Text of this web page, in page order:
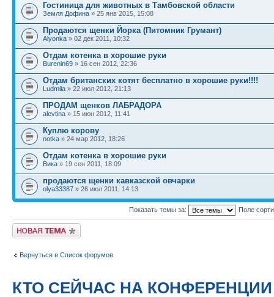
Гостиница для животных в Тамбовской области
Земля Дофина » 25 янв 2015, 15:08
Продаются щенки Йорка (Питомник Грумант)
Alyonka » 02 дек 2011, 10:32
Отдам котенка в хорошие руки
Burenin69 » 16 сен 2012, 22:36
Отдам британских котят бесплатно в хорошие руки!!!!
Ludmila » 22 июл 2012, 21:13
ПРОДАМ щенков ЛАБРАДОРА
alevtina » 15 июн 2012, 11:41
Куплю корову
notka » 24 мар 2012, 18:26
Отдам котенка в хорошие руки
Вика » 19 сен 2011, 18:09
продаются щенки кавказской овчарки
olya33387 » 26 июл 2011, 14:13
Показать темы за: Поле
Новая тема
Вернуться в Список форумов
КТО СЕЙЧАС НА КОНФЕРЕНЦИИ